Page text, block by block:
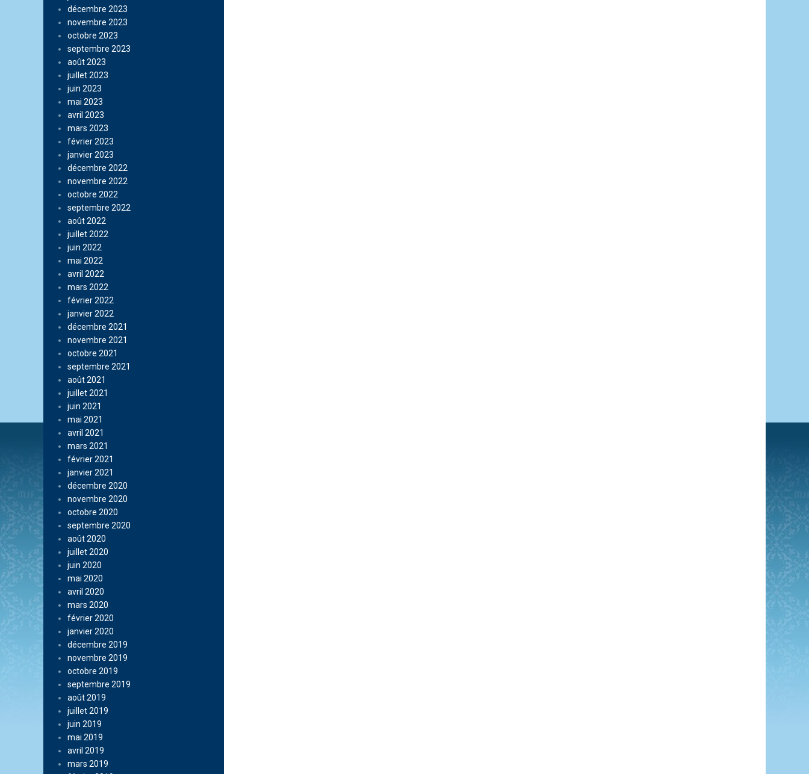
décembre 2023
novembre 2023
octobre 2023
septembre 2023
août 2023
juillet 2023
juin 2023
mai 2023
avril 2023
mars 2023
février 2023
janvier 2023
décembre 2022
novembre 2022
octobre 2022
septembre 2022
août 2022
juillet 2022
juin 2022
mai 2022
avril 2022
mars 2022
février 2022
janvier 2022
décembre 2021
novembre 2021
octobre 2021
septembre 2021
août 2021
juillet 2021
juin 2021
mai 2021
avril 2021
mars 2021
février 2021
janvier 2021
décembre 2020
novembre 2020
octobre 2020
septembre 2020
août 2020
juillet 2020
juin 2020
mai 2020
avril 2020
mars 2020
février 2020
janvier 2020
décembre 2019
novembre 2019
octobre 2019
septembre 2019
août 2019
juillet 2019
juin 2019
mai 2019
avril 2019
mars 2019